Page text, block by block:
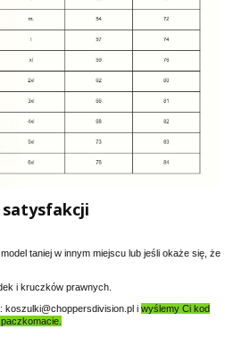
satysfakcji
taniej w innym miejscu lub jeśli okaże się, że
i kruczków prawnych.
koszulki@choppersdivision.pl i wyślemy Ci kod
paczkomacie.